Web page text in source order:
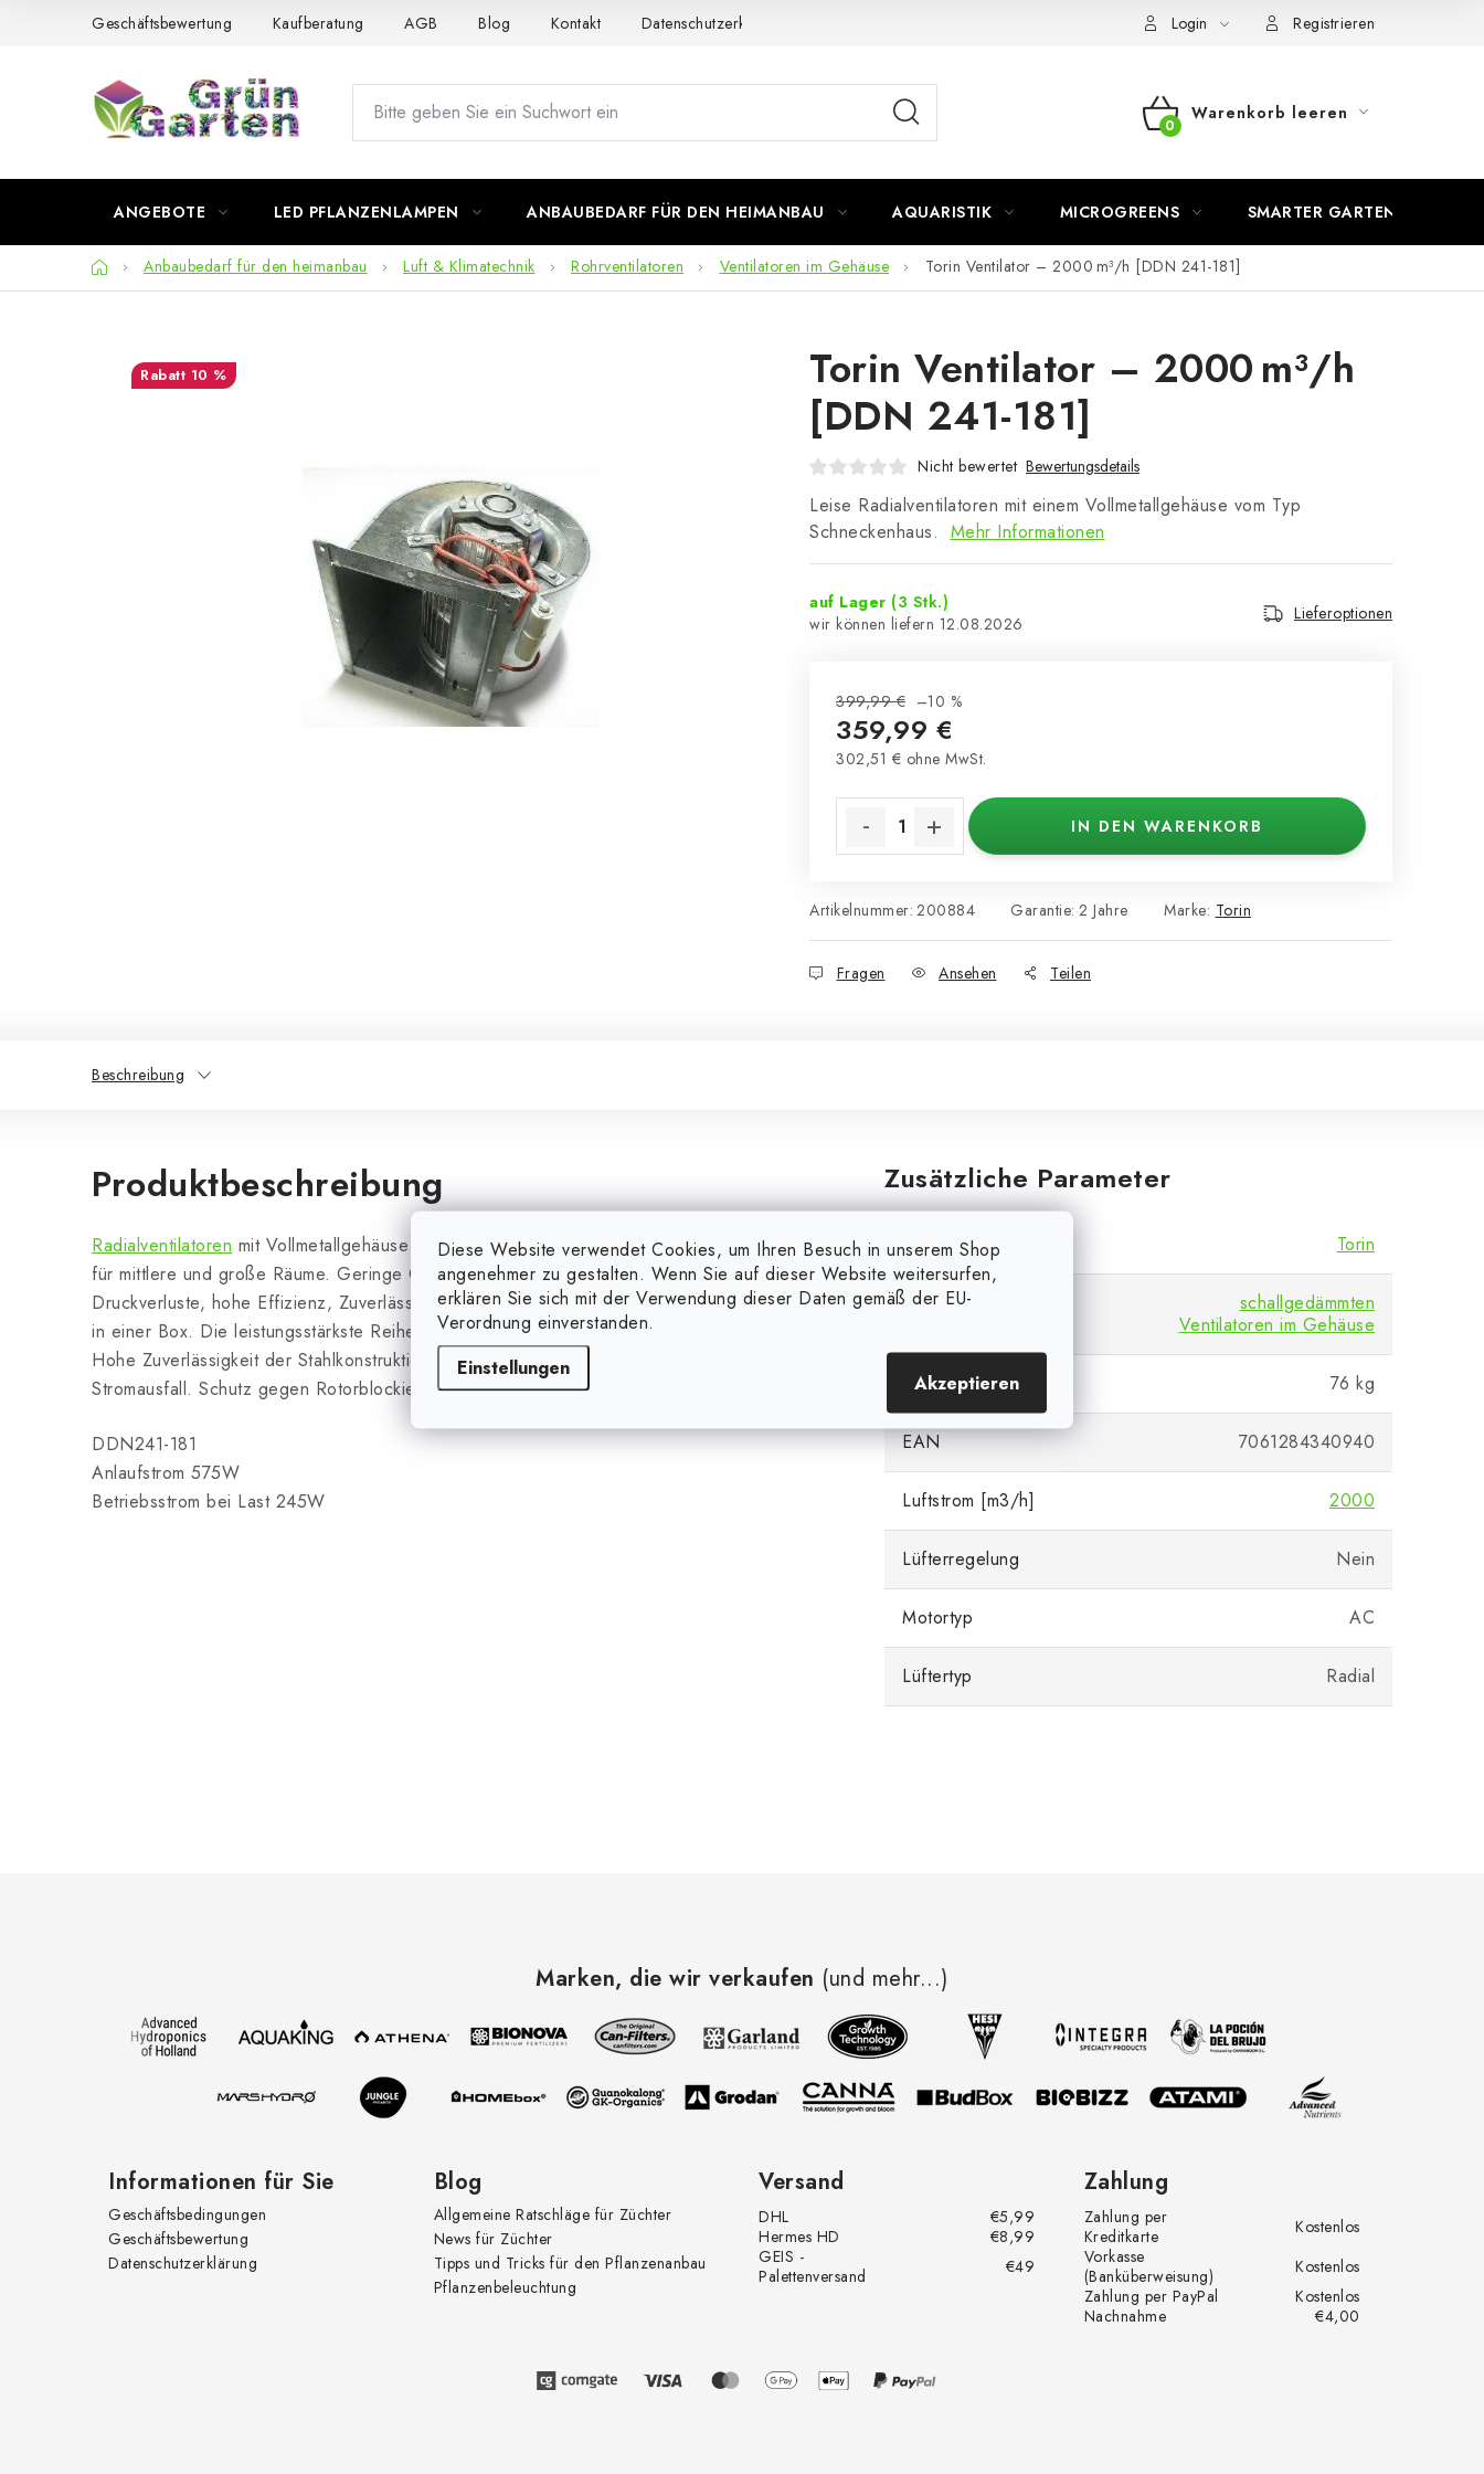
Diese Website verwendet Cookies, um Ihren Besuch in unserem Shop
angenehmer zu gestalten. Wenn Sie auf dieser Website weitersurfen,
erklären Sie sich mit der Verwendung dieser Daten gemäß der EU-
Verordnung einverstanden.
Einstellungen
Akzeptieren
Geschäftsbewertung Kaufberatung AGB Blog Kontakt Datenschutzerklärung Login Registrieren
WARENKORB
Warenkorb leeren
ANGEBOTE LED PFLANZENLAMPEN ANBAUBEDARF FÜR DEN HEIMANBAU AQUARISTIK MICROGREENS SMARTER GARTEN
StartseiteAnbaubedarf für den heimanbau Luft & Klimatechnik Rohrventilatoren Ventilatoren im Gehäuse Torin Ventilator – 2000 m³/h [DDN 241-181]
Torin Ventilator – 2000 m³/h
[DDN 241-181]
Nicht bewertet Bewertungsdetails
Leise Radialventilatoren mit einem Vollmetallgehäuse vom Typ
Schneckenhaus. Mehr Informationen
auf Lager (3 Stk.)
12.08.2026
Lieferoptionen
399,99 € –10 %
359,99 €
302,51 € ohne MwSt.
IN DEN WARENKORB
Artikelnummer: 200884 Marke: Torin
Garantie: 2 Jahre
Fragen Ansehen Teilen
10 %
Beschreibung
Produktbeschreibung
Radialventilatoren mit Vollmetallgehäuse im Schneckenhaus-Design. Geeignet
für mittlere und große Räume. Geringe Geräuschentwicklung. Geringe
Druckverluste, hohe Effizienz, Zuverlässigkeit. Wir empfehlen die Verwendung
in einer Box. Die leistungsstärkste Reihe von Ventilatoren in unserem Angebot.
Hohe Zuverlässigkeit der Stahlkonstruktion. Anzeige für Motorversagen und
Stromausfall. Schutz gegen Rotorblockierung. Überhitzungsschutz.
DDN241-181
Anlaufstrom 575W
Betriebsstrom bei Last 245W
Zusätzliche Parameter
Markieren Torin
schallgedämmten
Ventilatoren im Gehäuse
Gewicht 76 kg
EAN 7061284340940
Luftstrom [m3/h] 2000
Lüfterregelung Nein
Motortyp AC
Lüftertyp Radial
Marken, die wir verkaufen (und mehr...)
Informationen für Sie
Geschäftsbedingungen
Geschäftsbewertung
Datenschutzerklärung
Blog
Allgemeine Ratschläge für Züchter
News für Züchter
Tipps und Tricks für den Pflanzenanbau
Pflanzenbeleuchtung
Versand
DHL
€5,99
Hermes HD
€8,99
GEIS -
Palettenversand
€49
Zahlung
Zahlung per
Kreditkarte
Kostenlos
Vorkasse
(Banküberweisung)
Kostenlos
Zahlung per PayPal
Kostenlos
Nachnahme
€4,00